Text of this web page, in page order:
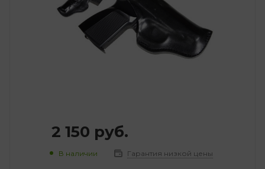
2 150 руб.
В наличии Гарантия низкой цены